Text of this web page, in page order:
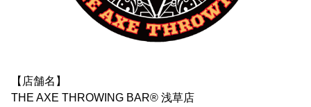
【店舗名】
THE AXE THROWING BAR®︎ 浅草店